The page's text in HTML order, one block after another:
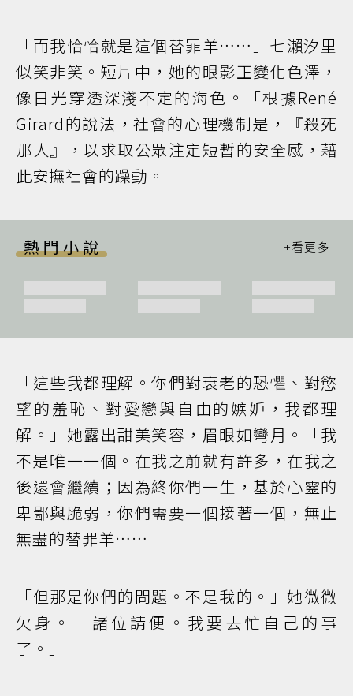
「而我恰恰就是這個替罪羊……」七瀨汐里
似笑非笑。短片中，她的眼影正變化色澤，
像日光穿透深淺不定的海色。「根據René
Girard的說法，社會的心理機制是，『殺死
那人』，以求取公眾注定短暫的安全感，藉
此安撫社會的躁動。
熱門小說
「這些我都理解。你們對衰老的恐懼、對慾
望的羞恥、對愛戀與自由的嫉妒，我都理
解。」她露出甜美笑容，眉眼如彎月。「我
不是唯一一個。在我之前就有許多，在我之
後還會繼續；因為終你們一生，基於心靈的
卑鄙與脆弱，你們需要一個接著一個，無止
無盡的替罪羊……
「但那是你們的問題。不是我的。」她微微
欠身。「諸位請便。我要去忙自己的事
了。」